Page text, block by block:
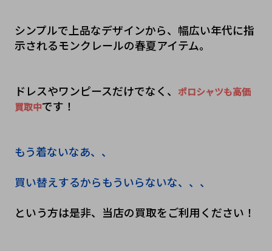
シンプルで上品なデザインから、幅広い年代に指
示されるモンクレールの春夏アイテム。
ドレスやワンピースだけでなく、 ポロシャツも高価
買取中です！
もう着ないなあ、、
買い替えするからもういらないな、、、
という方は是非、当店の買取をご利用ください！